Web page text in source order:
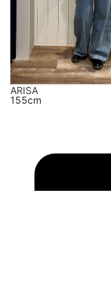
ARISA
155cm